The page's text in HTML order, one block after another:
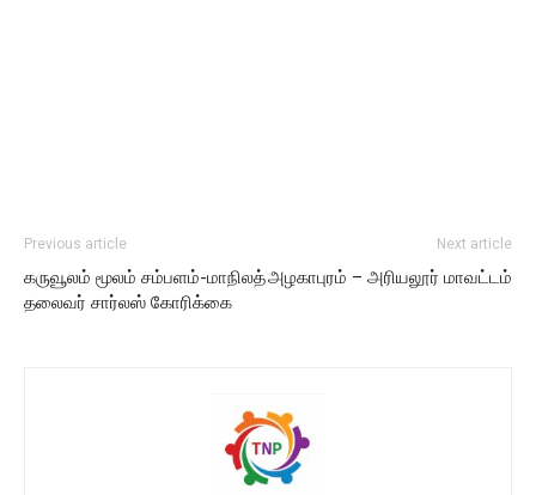
Previous article
கருவூலம் மூலம் சம்பளம்-மாநிலத்
தலைவர் சார்லஸ் கோரிக்கை
Next article
அழகாபுரம் – அரியலூர் மாவட்டம்